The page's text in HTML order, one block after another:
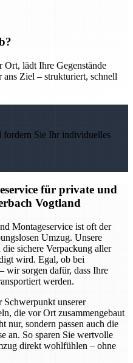
Ort, lädt Ihre Gegenstände
Ziel – strukturiert, schnell
fordern Sie Ihr individuelles
für private und
Vogtland
Montageservice ist oft der
Umzug. Unsere
sichere Verpackung aller
wird. Egal, ob bei
wir sorgen dafür, dass Ihre
werden.
Schwerpunkt unserer
die vor Ort zusammengebaut
nur, sondern passen auch die
an. So sparen Sie wertvolle
direkt wohlfühlen – ohne